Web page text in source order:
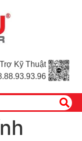
Kỹ Thuật